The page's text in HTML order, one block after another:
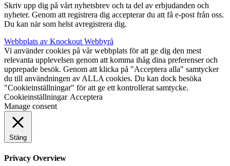
Skriv upp dig på vårt nyhetsbrev och ta del av erbjudanden och
nyheter. Genom att registrera dig accepterar du att få e-post från oss.
Du kan när som helst avregistrera dig.
Webbplats av Knockout Webbyrå
Vi använder cookies på vår webbplats för att ge dig den mest
relevanta upplevelsen genom att komma ihåg dina preferenser och
upprepade besök. Genom att klicka på "Acceptera alla" samtycker
du till användningen av ALLA cookies. Du kan dock besöka
"Cookieinställningar" för att ge ett kontrollerat samtycke.
Cookieinställningar Acceptera
Manage consent
Stäng
Privacy Overview